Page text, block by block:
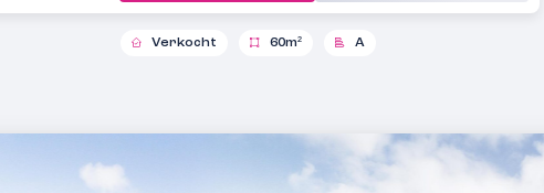
Verkocht 60m² A